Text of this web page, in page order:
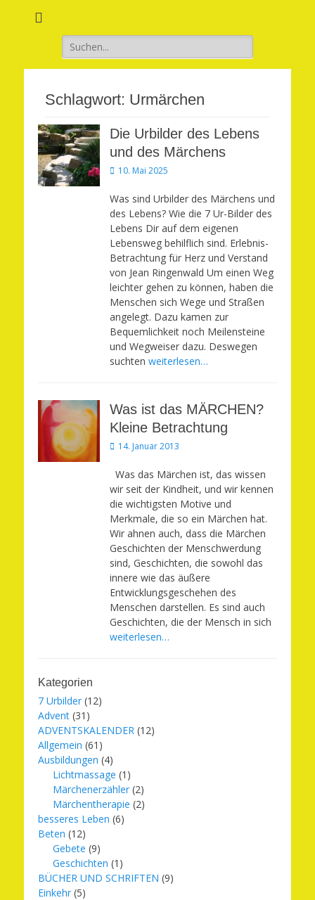
Suchen
nach:
Schlagwort: Urmärchen
Die Urbilder des Lebens
und des Märchens
Veröffentlicht
10. Mai 2025
Was sind Urbilder des Märchens und
des Lebens? Wie die 7 Ur-Bilder des
Lebens Dir auf dem eigenen
Lebensweg behilflich sind. Erlebnis-
Betrachtung für Herz und Verstand
von Jean Ringenwald Um einen Weg
leichter gehen zu können, haben die
Menschen sich Wege und Straßen
angelegt. Dazu kamen zur
Bequemlichkeit noch Meilensteine
und Wegweiser dazu. Deswegen
suchten weiterlesen…
Was ist das MÄRCHEN?
Kleine Betrachtung
Veröffentlicht
14. Januar 2013
Was das Märchen ist, das wissen
wir seit der Kindheit, und wir kennen
die wichtigsten Motive und
Merkmale, die so ein Märchen hat.
Wir ahnen auch, dass die Märchen
Geschichten der Menschwerdung
sind, Geschichten, die sowohl das
innere wie das äußere
Entwicklungsgeschehen des
Menschen darstellen. Es sind auch
Geschichten, die der Mensch in sich
weiterlesen…
Kategorien
7 Urbilder (12)
Advent (31)
ADVENTSKALENDER (12)
Allgemein (61)
Ausbildungen (4)
Lichtmassage (1)
Märchenerzähler (2)
Märchentherapie (2)
besseres Leben (6)
Beten (12)
Gebete (9)
Geschichten (1)
BÜCHER UND SCHRIFTEN (9)
Einkehr (5)